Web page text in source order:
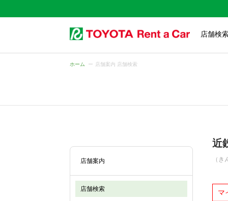
店舗検
ホーム 店舗案内 店舗検索
店舗案内
店舗検索
近
（
マ